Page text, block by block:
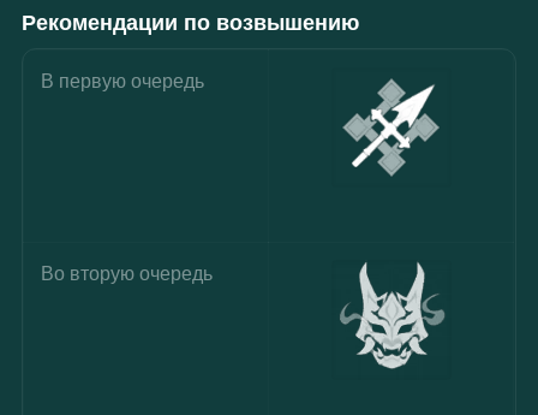
Рекомендации по возвышению
В первую очередь
Во вторую очередь